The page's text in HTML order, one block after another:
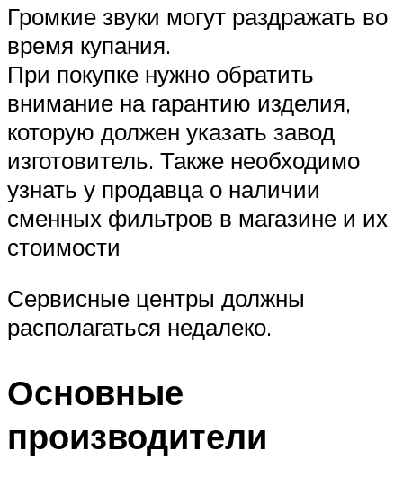
Громкие звуки могут раздражать во
время купания.
При покупке нужно обратить
внимание на гарантию изделия,
которую должен указать завод
изготовитель. Также необходимо
узнать у продавца о наличии
сменных фильтров в магазине и их
стоимости
Сервисные центры должны
располагаться недалеко.
Основные
производители